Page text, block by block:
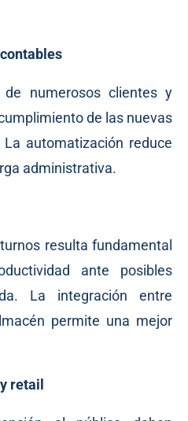
de numerosos clientes y
de las nuevas
automatización reduce
administrativa.
resulta fundamental
ante posibles
La integración entre
permite una mejor
retail